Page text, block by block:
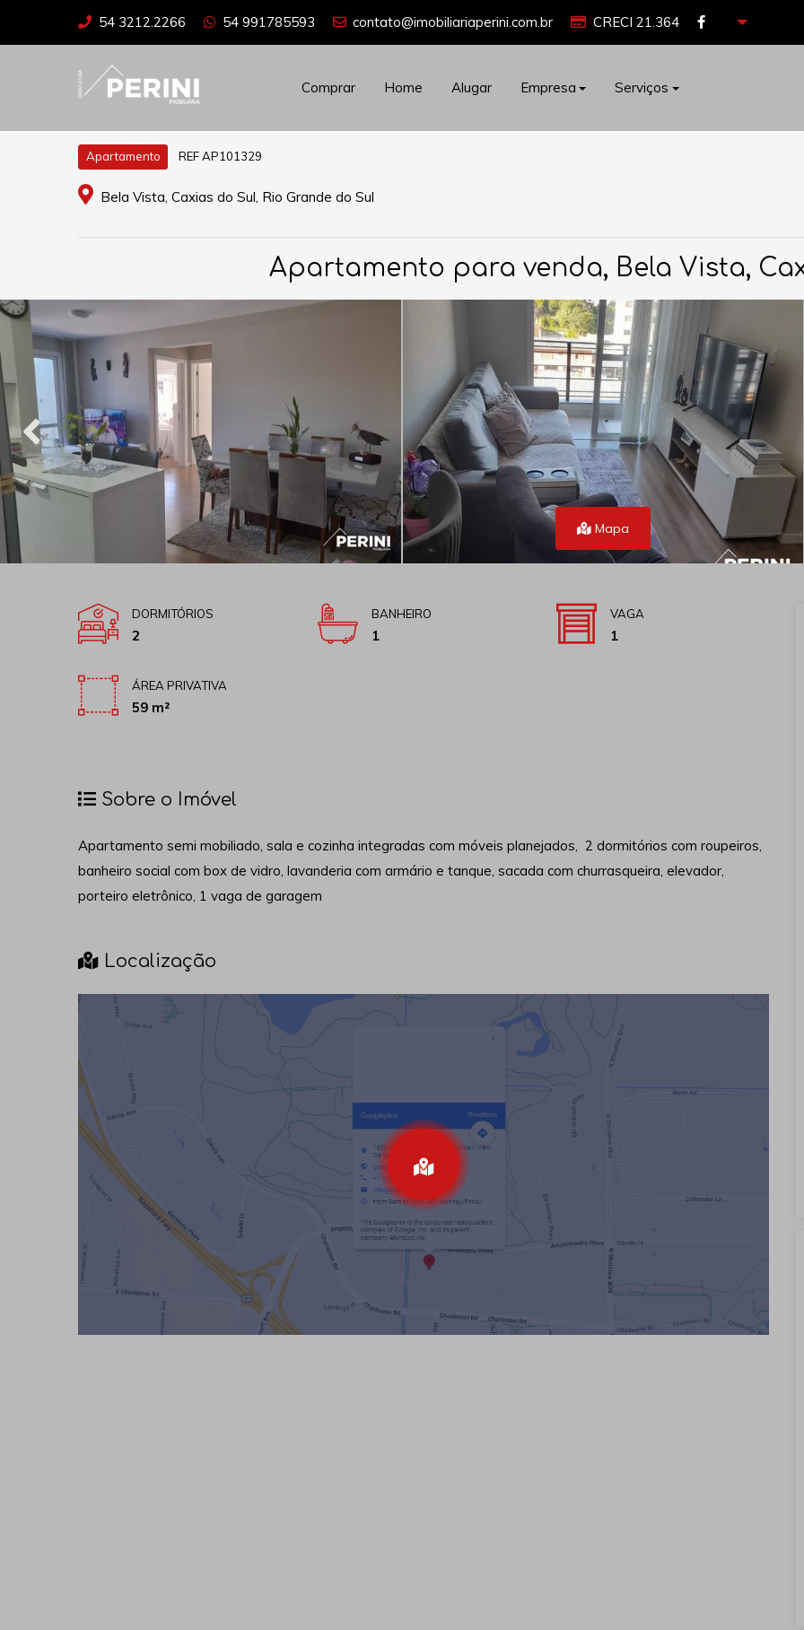
54 3212.2266 54 991785593 contato@imobiliariaperini.com.br CRECI 21.364
Comprar Home Alugar Empresa Serviços
Apartamento REF AP101329
Bela Vista, Caxias do Sul, Rio Grande do Sul
Apartamento para venda, Bela Vista,
Mapa
DORMITÓRIOS
2
BANHEIRO
1
VAGA
1
ÁREA PRIVATIVA
59 m²
Sobre o Imóvel
Apartamento semi mobiliado, sala e cozinha integradas com móveis planejados, 2 dormitórios com roupeiros,
banheiro social com box de vidro, lavanderia com armário e tanque, sacada com churrasqueira, elevador,
porteiro eletrônico, 1 vaga de garagem
Localização